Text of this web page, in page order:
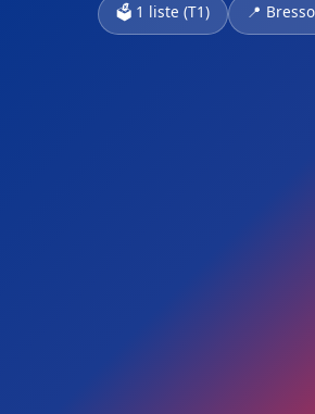
🗳️ 1 liste (T1)
📍